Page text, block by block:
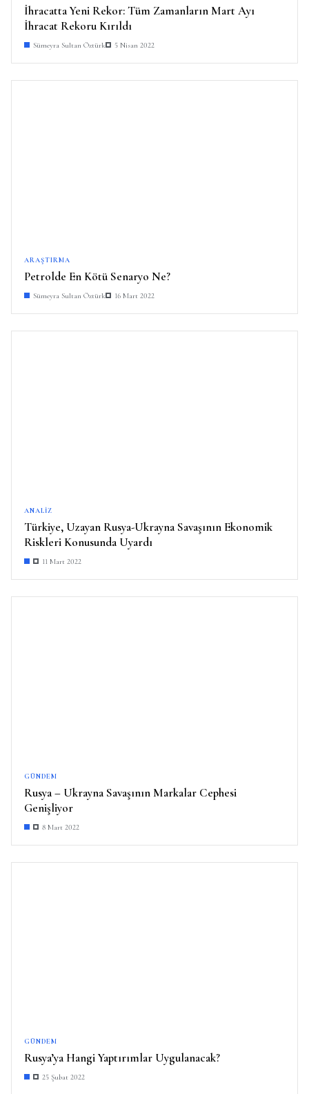
İhracatta Yeni Rekor: Tüm Zamanların Mart Ayı
İhracat Rekoru Kırıldı
Sümeyra Sultan Öztürk 5 Nisan 2022
ARAŞTIRMA
Petrolde En Kötü Senaryo Ne?
Sümeyra Sultan Öztürk 16 Mart 2022
ANALIZ
Türkiye, Uzayan Rusya-Ukrayna Savaşının Ekonomik
Riskleri Konusunda Uyardı
11 Mart 2022
GÜNDEM
Rusya – Ukrayna Savaşının Markalar Cephesi
Genişliyor
8 Mart 2022
GÜNDEM
Rusya’ya Hangi Yaptırımlar Uygulanacak?
25 Şubat 2022